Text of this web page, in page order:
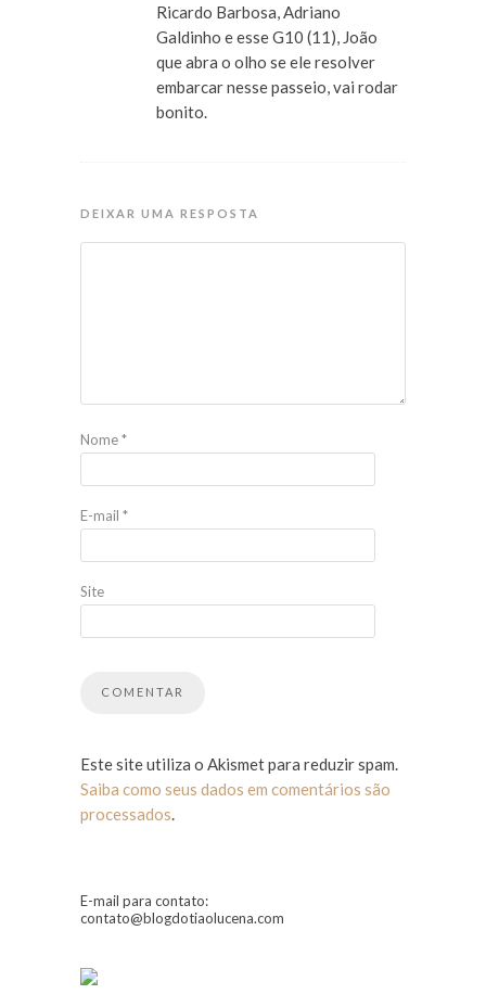
Ricardo Barbosa, Adriano
Galdinho e esse G10 (11), João
que abra o olho se ele resolver
embarcar nesse passeio, vai rodar
bonito.
DEIXAR UMA RESPOSTA
Nome*
E-mail *
Site
Este site utiliza o Akismet para reduzir spam.
Saiba como seus dados em comentários são
processados.
E-mail para contato:
contato@blogdotiaolucena.com